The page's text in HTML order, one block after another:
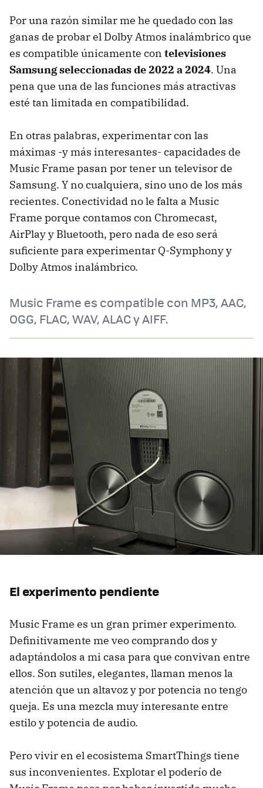
Por una razón similar me he quedado con las
ganas de probar el Dolby Atmos inalámbrico que
es compatible únicamente con televisiones
Samsung seleccionadas de 2022 a 2024. Una
pena que una de las funciones más atractivas
esté tan limitada en compatibilidad.
En otras palabras, experimentar con las
máximas -y más interesantes- capacidades de
Music Frame pasan por tener un televisor de
Samsung. Y no cualquiera, sino uno de los más
recientes. Conectividad no le falta a Music
Frame porque contamos con Chromecast,
AirPlay y Bluetooth, pero nada de eso será
suficiente para experimentar Q-Symphony y
Dolby Atmos inalámbrico.
Music Frame es compatible con MP3, AAC,
OGG, FLAC, WAV, ALAC y AIFF.
El experimento pendiente
Music Frame es un gran primer experimento.
Definitivamente me veo comprando dos y
adaptándolos a mi casa para que convivan entre
ellos. Son sutiles, elegantes, llaman menos la
atención que un altavoz y por potencia no tengo
queja. Es una mezcla muy interesante entre
estilo y potencia de audio.
Pero vivir en el ecosistema SmartThings tiene
sus inconvenientes. Explotar el poderío de